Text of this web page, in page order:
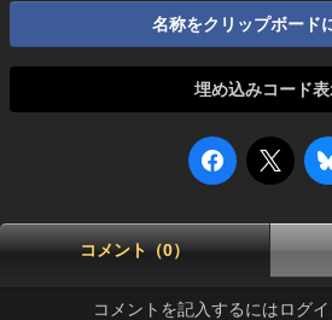
名称をクリップボード
埋め込みコード
コメント（0）
コメントを記入するにはログイ